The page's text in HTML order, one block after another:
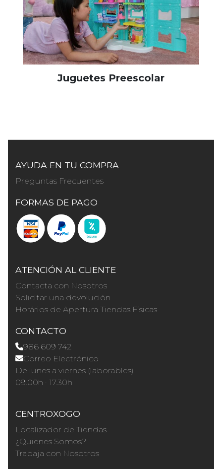
Juguetes Preescolar
AYUDA EN TU COMPRA
Preguntas Frecuentes
FORMAS DE PAGO
ATENCIÓN AL CLIENTE
Contacta con Nosotros
Solicitar una devolución
Horários de Apertura Tiendas Físicas
CONTACTO
986 609 742
Correo Electrónico
De lunes a viernes (laborables)
09.00h · 17.30h
CENTROXOGO
Localizador de Tiendas
¿Quienes Somos?
Trabaja con Nosotros